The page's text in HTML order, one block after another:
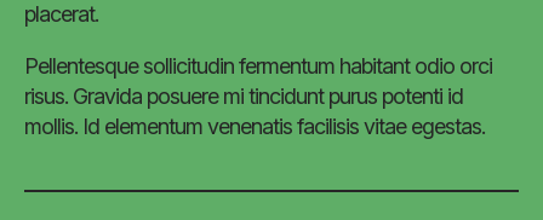
placerat.
Pellentesque sollicitudin fermentum habitant odio orci
risus. Gravida posuere mi tincidunt purus potenti id
mollis. Id elementum venenatis facilisis vitae egestas.